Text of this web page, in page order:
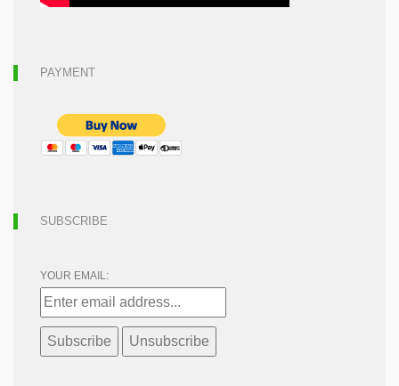
PAYMENT
SUBSCRIBE
YOUR EMAIL: